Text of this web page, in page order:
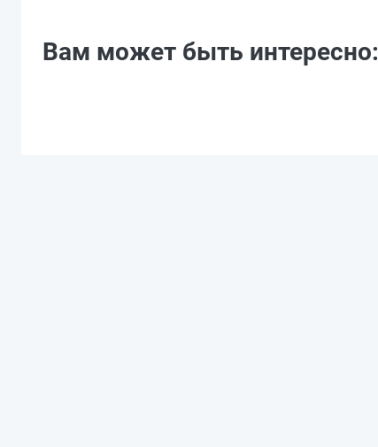
Вам может быть интересно: